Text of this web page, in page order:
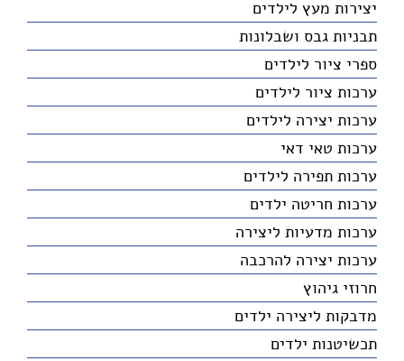
יצירות מעץ לילדים
תבניות גבס ושבלונות
ספרי ציור לילדים
ערכות ציור לילדים
ערכות יצירה לילדים
ערכות טאי דאי
ערכות תפירה לילדים
ערכות חריטה ילדים
ערכות מדעיות ליצירה
ערכות יצירה להרכבה
חרוזי גיהוץ
מדבקות ליצירה ילדים
תכשיטנות ילדים